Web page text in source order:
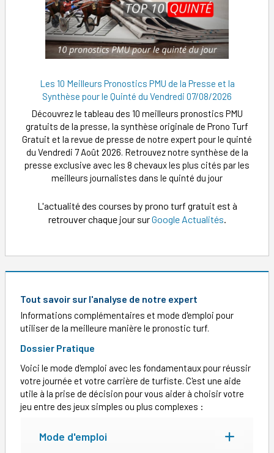
Les 10 Meilleurs Pronostics PMU de la Presse et la
Synthèse pour le Quinté du Vendredi 07/08/2026
Découvrez le tableau des 10 meilleurs pronostics PMU
gratuits de la presse, la synthèse originale de Prono Turf
Gratuit et la revue de presse de notre expert pour le quinté
du Vendredi 7 Août 2026. Retrouvez notre synthèse de la
presse exclusive avec les 8 chevaux les plus cités par les
meilleurs journalistes dans le quinté du jour
L'actualité des courses by prono turf gratuit est à
retrouver chaque jour surGoogle Actualités.
Tout savoir sur l'analyse de notre expert
Informations complémentaires et mode d'emploi pour
utiliser de la meilleure manière le pronostic turf.
Dossier Pratique
Voici le mode d'emploi avec les fondamentaux pour réussir
votre journée et votre carrière de turfiste. C'est une aide
utile à la prise de décision pour vous aider à choisir votre
jeu entre des jeux simples ou plus complexes :
Mode d'emploi